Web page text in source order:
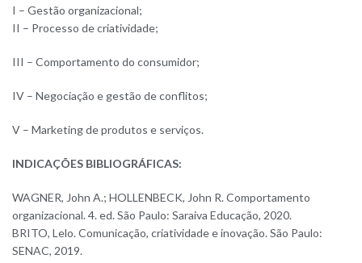
I – Gestão organizacional;
II – Processo de criatividade;
III – Comportamento do consumidor;
IV – Negociação e gestão de conflitos;
V – Marketing de produtos e serviços.
INDICAÇÕES BIBLIOGRÁFICAS:
WAGNER, John A.; HOLLENBECK, John R. Comportamento
organizacional. 4. ed. São Paulo: Saraiva Educação, 2020.
BRITO, Lelo. Comunicação, criatividade e inovação. São Paulo:
SENAC, 2019.